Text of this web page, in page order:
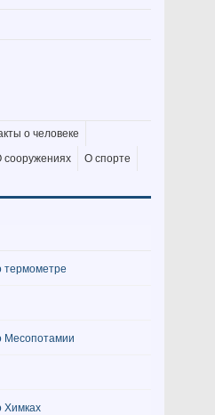
о человеке
сооружениях
О спорте
Месопотамии
Химках